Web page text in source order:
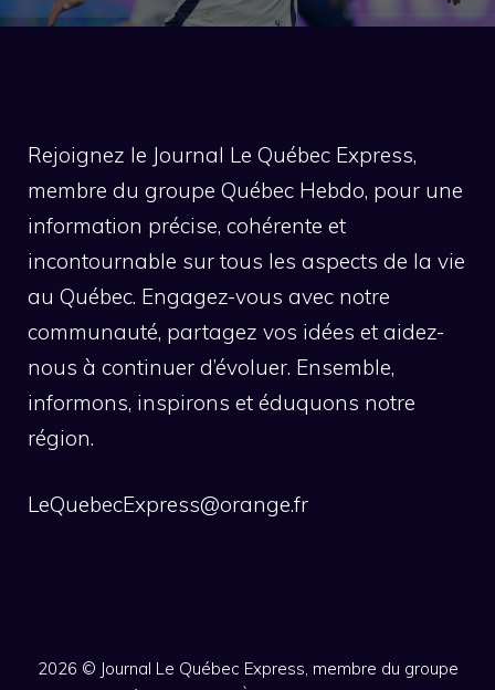
Rejoignez le Journal Le Québec Express,
membre du groupe Québec Hebdo, pour une
information précise, cohérente et
incontournable sur tous les aspects de la vie
au Québec. Engagez-vous avec notre
communauté, partagez vos idées et aidez-
nous à continuer d’évoluer. Ensemble,
informons, inspirons et éduquons notre
région.
LeQuebecExpress@orange.fr
2026 © Journal Le Québec Express, membre du groupe